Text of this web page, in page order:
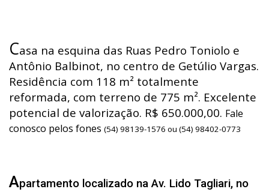
Casa na esquina das Ruas Pedro Toniolo e
Antônio Balbinot, no centro de Getúlio Vargas.
Residência com 118 m² totalmente
reformada, com terreno de 775 m². Excelente
potencial de valorização. R$ 650.000,00. Fale
conosco pelos fones (54) 98139-1576 ou (54) 98402-0773
Apartamento localizado na Av. Lido Tagliari, no